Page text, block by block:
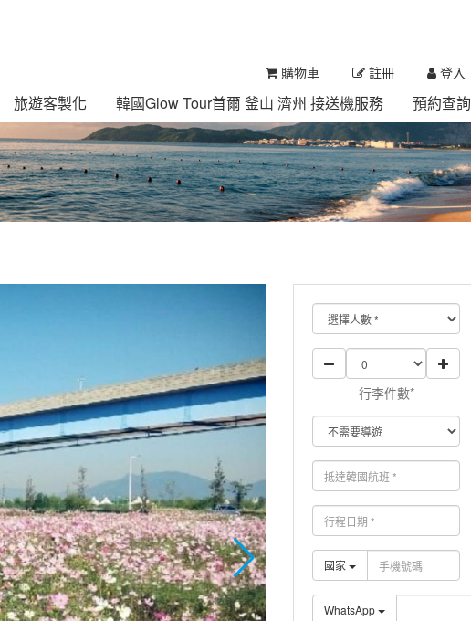
購物車 註冊 登入
旅遊客製化 韓國Glow Tour首爾 釜山 濟州 接送機服務 預約查詢
行李件數*
國家
WhatsApp